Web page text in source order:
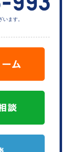
います。